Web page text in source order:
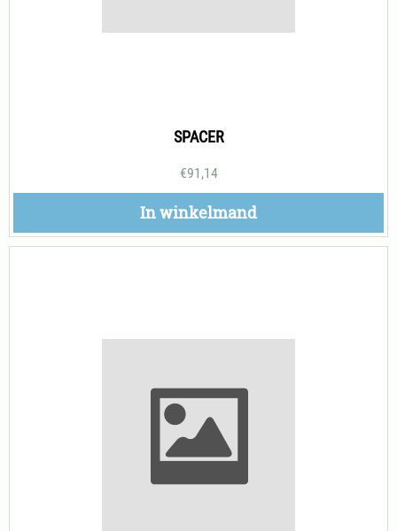
SPACER
€91,14
In winkelmand